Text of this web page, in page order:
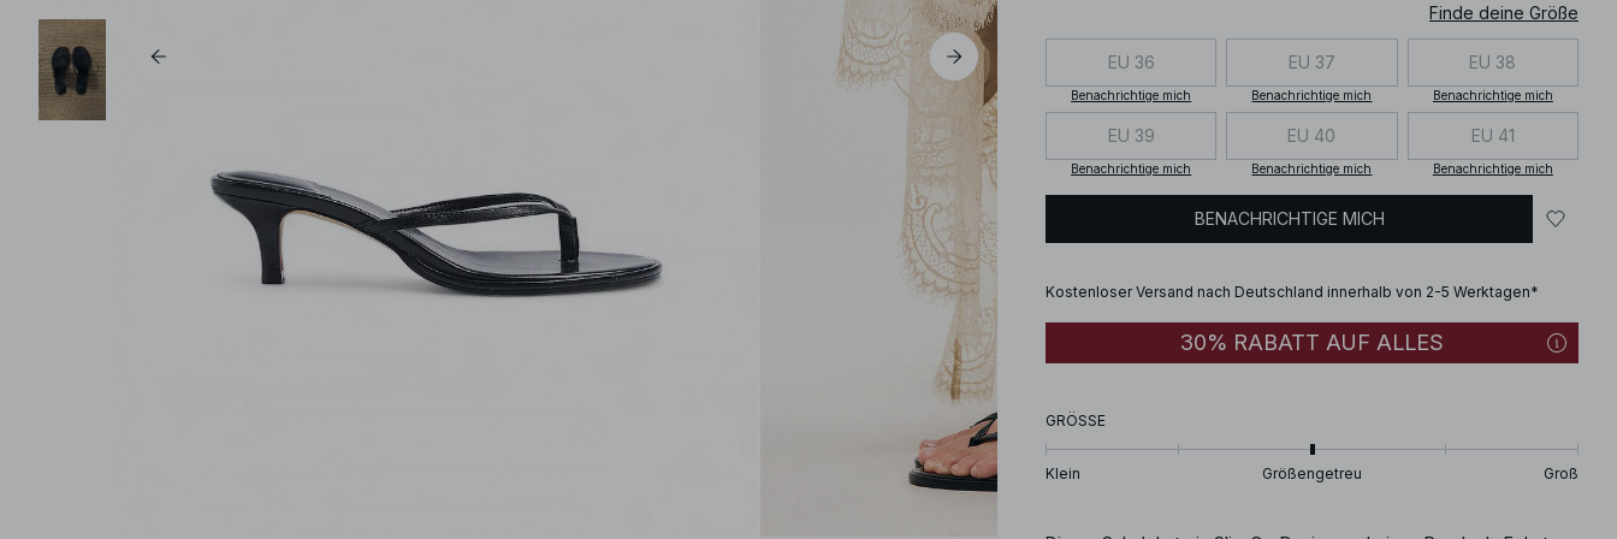
Finde deine Größe
EU 36
Benachrichtige mich
EU 37
Benachrichtige mich
EU 38
Benachrichtige mich
EU 39
Benachrichtige mich
EU 40
Benachrichtige mich
EU 41
Benachrichtige mich
BENACHRICHTIGE MICH
Kostenloser Versand nach Deutschland innerhalb von 2-5 Werktagen*
30% RABATT AUF ALLES
GRÖSSE
Klein Größengetreu Groß